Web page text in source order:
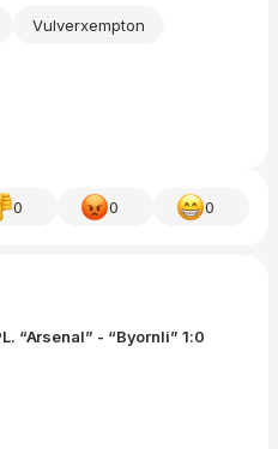
Vulverxempton
0 0 0
“Arsenal” - “Byornli” 1:0